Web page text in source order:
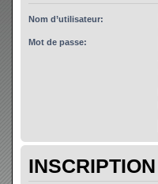
Nom d’utilisateur:
Mot de passe:
INSCRIPTION